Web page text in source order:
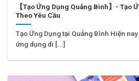
【Tạo Ứng Dụng Quảng Bình】- Tạo
Theo Yêu Cầu
Tạo Ứng Dụng tại Quảng Bình Hiện
ứng dụng di [...]